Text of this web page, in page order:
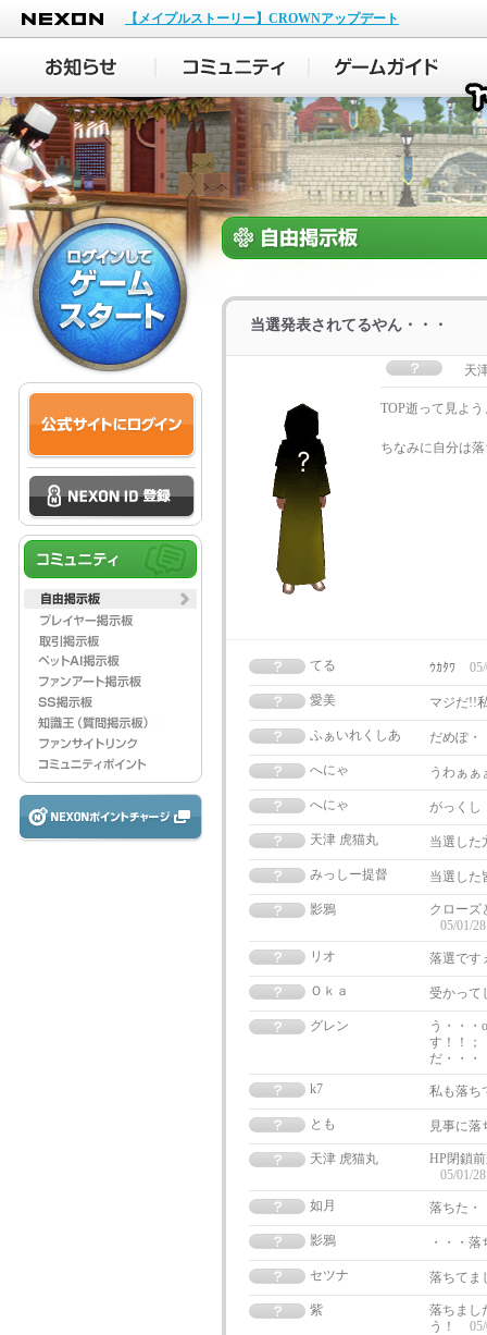
NEXON
【メイプルストーリー】CROWNアップデート
当選発表されてるやん・・・
天
TOP逝って見よ
ちなみに自分は
てる ｳｶﾀﾜ
愛美 マジだ!!
ふぁいれくしあ だめぽ・
へにゃ うわぁぁ
へにゃ がっくし
天津 虎猫丸 当選した
みっしー提督 当選した
影鴉
クローズ
05/01/
リオ
落選です
Ｏｋａ 受かって
グレン
う・・・
す！！；
だ・・・
k7
私も落ち
とも 見事に落
天津 虎猫丸
HP閉鎖
05/01/
如月
落ちた・
影鴉 ・・・
セツナ 落ちてま
紫
落ちまし
う！